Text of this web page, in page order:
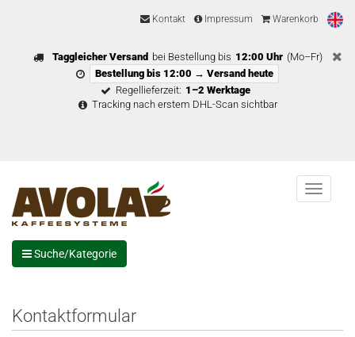
Kontakt Impressum Warenkorb
Taggleicher Versand bei Bestellung bis 12:00 Uhr (Mo–Fr)
Bestellung bis 12:00 → Versand heute
Regellieferzeit: 1–2 Werktage
Tracking nach erstem DHL-Scan sichtbar
Menu
Suche/Kategorie
Kontaktformular